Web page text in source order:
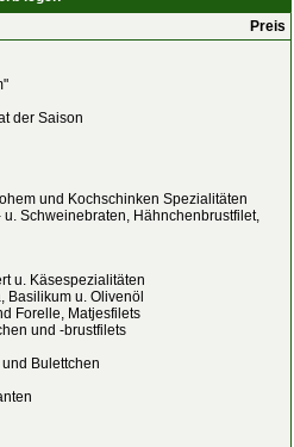
Preis
der Saison
und Kochschinken Spezialitäten
Schweinebraten, Hähnchenbrustfilet,
u. Käsespezialitäten
Basilikum u. Olivenöl
Forelle, Matjesfilets
und -brustfilets
Bulettchen